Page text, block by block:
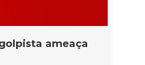
ameaça